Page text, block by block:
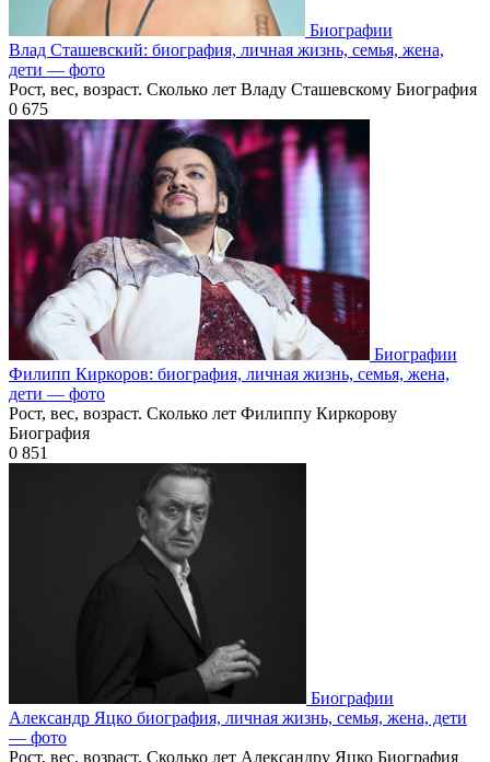
Биографии
Влад Сташевский: биография, личная жизнь, семья, жена,
дети — фото
Рост, вес, возраст. Сколько лет Владу Сташевскому Биография
0 675
Биографии
Филипп Киркоров: биография, личная жизнь, семья, жена,
дети — фото
Рост, вес, возраст. Сколько лет Филиппу Киркорову
Биография
0 851
Биографии
Александр Яцко биография, личная жизнь, семья, жена, дети
— фото
Рост, вес, возраст. Сколько лет Александру Яцко Биография